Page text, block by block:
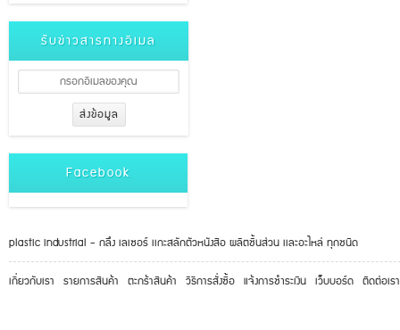
รับข่าวสารทางอีเมล
Facebook
plastic industrial - กลึง เลเซอร์ เเกะสลักตัวหนังสือ ผลิตชิ้นส่วน เเละอะไหล่ ทุกชนิด
เกี่ยวกับเรา รายการสินค้า ตะกร้าสินค้า วิธีการสั่งซื้อ แจ้งการชำระเงิน เว็บบอร์ด ติดต่อเรา